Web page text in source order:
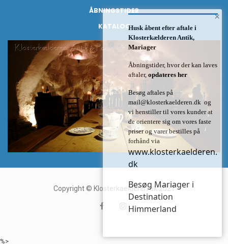
ÅBNINGSTIDER
KATALOG
Copyright © Klosterkaelderen.dk 2021
%>
×
Husk åbent efter aftale i
Klosterkælderen Antik,
Mariager
Åbningstider, hvor der kan laves
aftaler, opdateres her
Besøg aftales på
mail@klosterkaelderen.dk og
vi henstiller til vores kunder at
de orientere sig om vores faste
priser og varer bestilles på
forhånd via
www.klosterkaelderen.
dk
Besøg Mariager i
Destination
Himmerland